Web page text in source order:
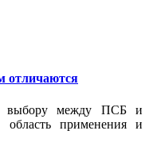
отличаются
выбору между ПСБ и
применения и